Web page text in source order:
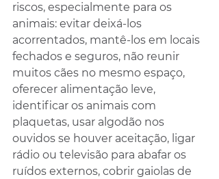
riscos, especialmente para os
animais: evitar deixá-los
acorrentados, mantê-los em locais
fechados e seguros, não reunir
muitos cães no mesmo espaço,
oferecer alimentação leve,
identificar os animais com
plaquetas, usar algodão nos
ouvidos se houver aceitação, ligar
rádio ou televisão para abafar os
ruídos externos, cobrir gaiolas de